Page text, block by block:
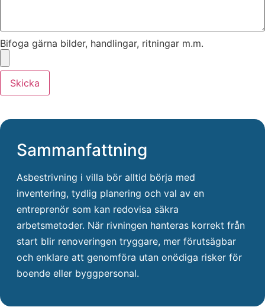
Bifoga gärna bilder, handlingar, ritningar m.m.
Skicka
Sammanfattning
Asbestrivning i villa bör alltid börja med
inventering, tydlig planering och val av en
entreprenör som kan redovisa säkra
arbetsmetoder. När rivningen hanteras korrekt från
start blir renoveringen tryggare, mer förutsägbar
och enklare att genomföra utan onödiga risker för
boende eller byggpersonal.